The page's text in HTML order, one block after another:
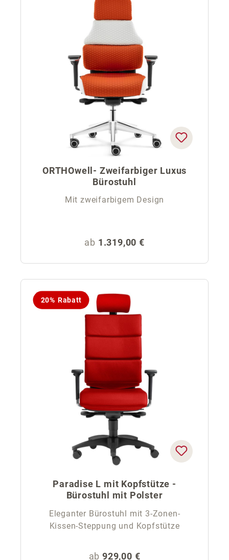
ORTHOwell- Zweifarbiger Luxus
Bürostuhl
Mit zweifarbigem Design
Regulärer Preis:
ab 1.319,00 €
20% Rabatt
Paradise L mit Kopfstütze -
Bürostuhl mit Polster
Eleganter Bürostuhl mit 3-Zonen-
Kissen-Steppung und Kopfstütze
Regulärer Preis:
ab 929,00 €